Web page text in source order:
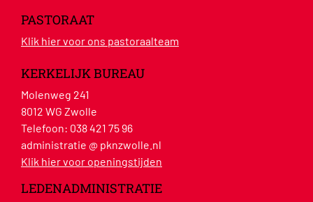
PASTORAAT
Klik hier voor ons pastoraalteam
KERKELIJK BUREAU
Molenweg 241
8012 WG Zwolle
Telefoon: 038 421 75 96
administratie @ pknzwolle.nl
Klik hier voor openingstijden
LEDENADMINISTRATIE